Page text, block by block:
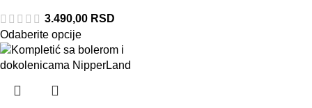
3.490,00 RSD
Odaberite opcije